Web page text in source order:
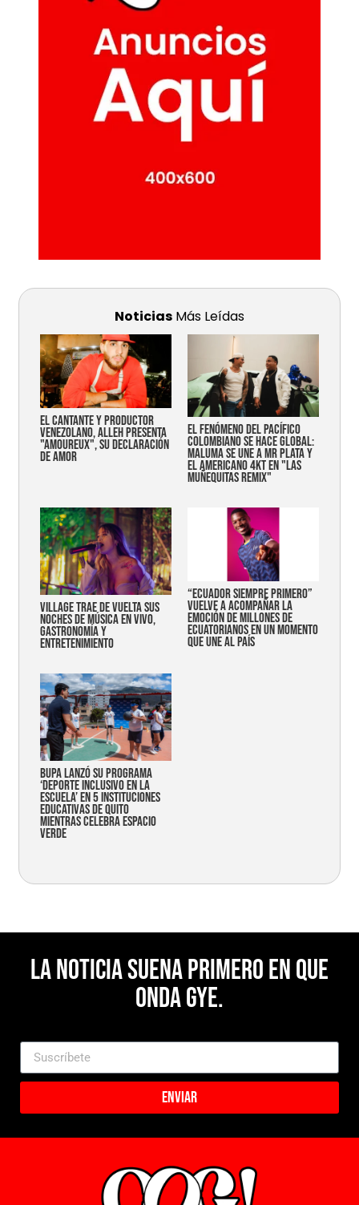
Noticias Más Leídas
EL CANTANTE Y PRODUCTOR
VENEZOLANO, ALLEH PRESENTA
"AMOUREUX", SU DECLARACIÓN
DE AMOR
EL FENÓMENO DEL PACÍFICO
COLOMBIANO SE HACE GLOBAL:
MALUMA SE UNE A MR PLATA Y
EL AMERICANO 4KT EN "LAS
MUÑEQUITAS REMIX"
Village trae de vuelta sus
noches de música en vivo,
gastronomía y
entretenimiento
“Ecuador siempre primero”
vuelve a acompañar la
emoción de millones de
ecuatorianos en un momento
que une al país
Bupa lanzó su programa
‘Deporte Inclusivo en la
Escuela’ en 5 instituciones
educativas de Quito
mientras celebra espacio
verde
La noticia suena primero en Que
Onda Gye.
Enviar